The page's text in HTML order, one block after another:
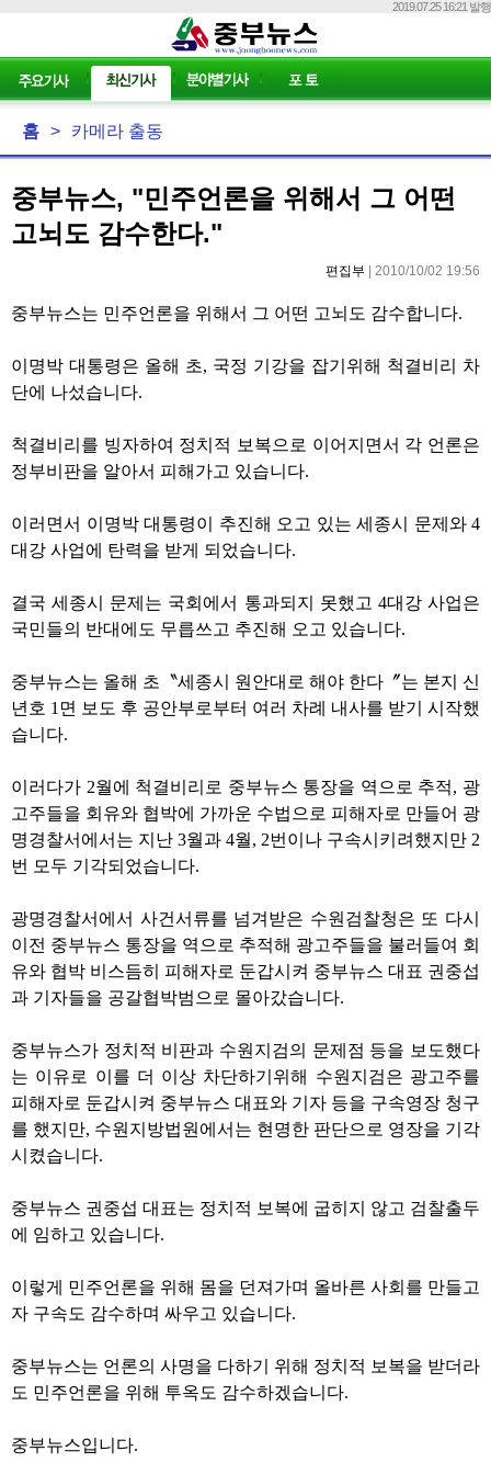
2019.07.25 16:21 발행
홈 > 카메라 출동
중부뉴스, "민주언론을 위해서 그 어떤
고뇌도 감수한다."
편집부 | 2010/10/02 19:56
중부뉴스는 민주언론을 위해서 그 어떤 고뇌도 감수합니다.
이명박 대통령은 올해 초, 국정 기강을 잡기위해 척결비리 차
단에 나섰습니다.
척결비리를 빙자하여 정치적 보복으로 이어지면서 각 언론은
정부비판을 알아서 피해가고 있습니다.
이러면서 이명박 대통령이 추진해 오고 있는 세종시 문제와 4
대강 사업에 탄력을 받게 되었습니다.
결국 세종시 문제는 국회에서 통과되지 못했고 4대강 사업은
국민들의 반대에도 무릅쓰고 추진해 오고 있습니다.
중부뉴스는 올해 초〝세종시 원안대로 해야 한다〞는 본지 신
년호 1면 보도 후 공안부로부터 여러 차례 내사를 받기 시작했
습니다.
이러다가 2월에 척결비리로 중부뉴스 통장을 역으로 추적, 광
고주들을 회유와 협박에 가까운 수법으로 피해자로 만들어 광
명경찰서에서는 지난 3월과 4월, 2번이나 구속시키려했지만 2
번 모두 기각되었습니다.
광명경찰서에서 사건서류를 넘겨받은 수원검찰청은 또 다시
이전 중부뉴스 통장을 역으로 추적해 광고주들을 불러들여 회
유와 협박 비스듬히 피해자로 둔갑시켜 중부뉴스 대표 권중섭
과 기자들을 공갈협박범으로 몰아갔습니다.
중부뉴스가 정치적 비판과 수원지검의 문제점 등을 보도했다
는 이유로 이를 더 이상 차단하기위해 수원지검은 광고주를
피해자로 둔갑시켜 중부뉴스 대표와 기자 등을 구속영장 청구
를 했지만, 수원지방법원에서는 현명한 판단으로 영장을 기각
시켰습니다.
중부뉴스 권중섭 대표는 정치적 보복에 굽히지 않고 검찰출두
에 임하고 있습니다.
이렇게 민주언론을 위해 몸을 던져가며 올바른 사회를 만들고
자 구속도 감수하며 싸우고 있습니다.
중부뉴스는 언론의 사명을 다하기 위해 정치적 보복을 받더라
도 민주언론을 위해 투옥도 감수하겠습니다.
중부뉴스입니다.